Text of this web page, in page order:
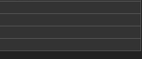
ぴこ速(〃'∇'〃)？
コンテンツ・声優 | ラブ...
デジタルニューススレッド